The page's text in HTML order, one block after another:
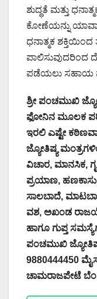
ಶುದ್ಧತೆ ಮತ್ತು
ಕೋಣೆಯನ್ನು
ಧನಾತ್ಮಕ
ಪಾಲಿಸುವುದರಿಂದ
ಪಡೆಯಲು ಸಹಾಯ
ಶ್ರೀ ಪಂಚಮುಖಿ
ಫೋನಿನ ಮೂಲಕ
ಇರಲಿ ಎಷ್ಟೇ
ಜ್ಯೋತಿಷ್ಯ
ವಿಚಾರ, ಮಾನಸಿಕ,
ಪ್ರಯಾಣ,
ಸಾಲಬಾದೆ,
ವಶ, ಅಖಂಡ
ಹಾಗೂ ಗುಪ್ತ
ಪಂಚಮುಖಿ
9880444450
ಚಾಮರಾಜಪೇಟೆ